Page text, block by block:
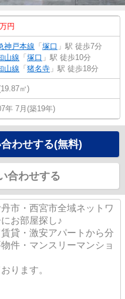
円
神戸本線 「 塚口 」駅 徒歩7分
山線 「 塚口 」駅 徒歩10分
山線 「 猪名寺 」駅 徒歩18分
㎡)
年 7月(築19年)
わせする(無料)
合わせする
市・西宮市全域ネットワ
お部屋探し♪
貸・激安アパートから分
件・マンスリーマンショ
ります。